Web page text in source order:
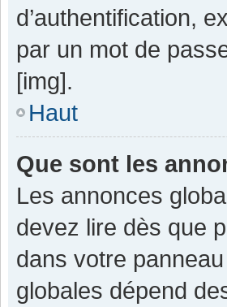
d’authentification,
par un mot de
[img].
Haut
Que sont les
Les annonces
devez lire dès que
dans votre
globales dépend